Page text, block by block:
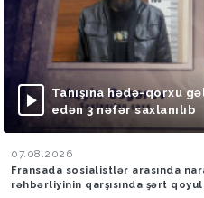
Tanışına hədə-qorxu
edən 3 nəfər saxlanılıb
07.08.2026
Fransada sosialistlər arasında
rəhbərliyinin qarşısında şərt